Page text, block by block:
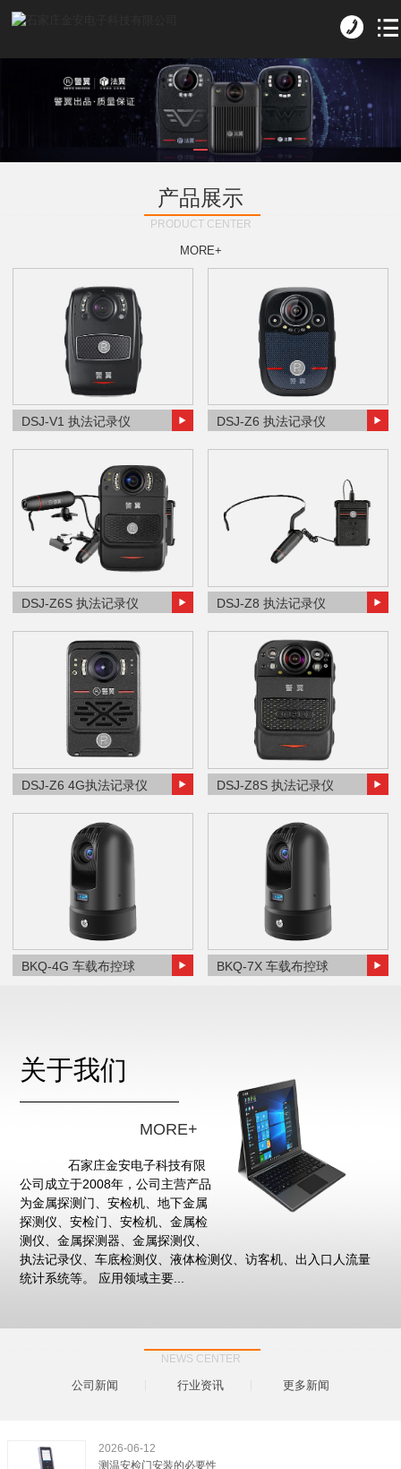
产品展示
PRODUCT CENTER
MORE+
DSJ-V1 执法记录仪 DSJ-Z6 执法记录仪
DSJ-Z6S 执法记录仪 DSJ-Z8 执法记录仪
DSJ-Z6 4G执法记录仪 DSJ-Z8S 执法记录仪
BKQ-4G 车载布控球 BKQ-7X 车载布控球
关于我们
MORE+
石家庄金安电子科技有限
公司成立于2008年，公司主营产品
为金属探测门、安检机、地下金属
探测仪、安检门、安检机、金属检
测仪、金属探测器、金属探测仪、
执法记录仪、车底检测仪、液体检测仪、访客机、出入口人流量
统计系统等。 应用领域主要...
NEWS CENTER
公司新闻 行业资讯 更多新闻
2026-06-12
测温安检门安装的必要性